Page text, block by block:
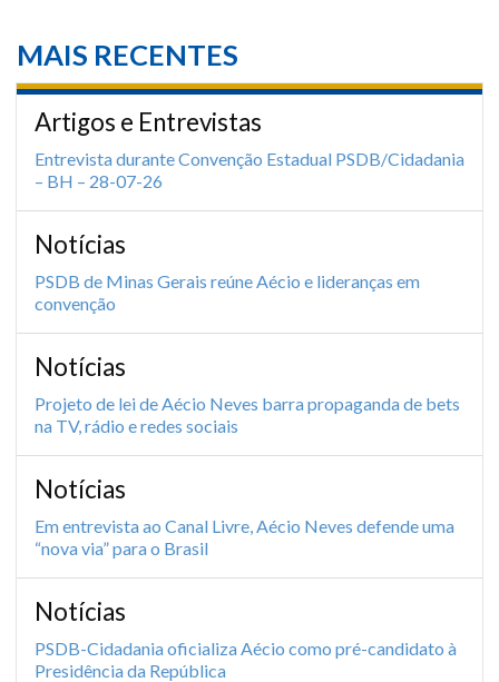
MAIS RECENTES
Artigos e Entrevistas
Entrevista durante Convenção Estadual PSDB/Cidadania
– BH – 28-07-26
Notícias
PSDB de Minas Gerais reúne Aécio e lideranças em
convenção
Notícias
Projeto de lei de Aécio Neves barra propaganda de bets
na TV, rádio e redes sociais
Notícias
Em entrevista ao Canal Livre, Aécio Neves defende uma
“nova via” para o Brasil
Notícias
PSDB-Cidadania oficializa Aécio como pré-candidato à
Presidência da República